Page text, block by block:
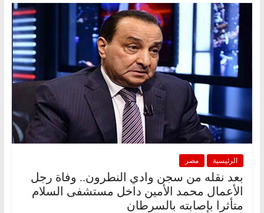
الرئيسية مصر
بعد نقله من سجن وادي النطرون.. وفاة رجل
الأعمال محمد الأمين داخل مستشفى السلام
متأثرا بإصابته بالسرطان